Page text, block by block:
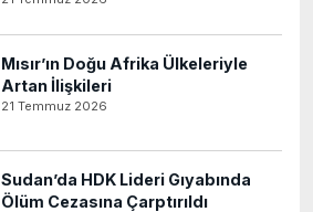
Mısır’ın Doğu Afrika Ülkeleriyle
Artan İlişkileri
21 Temmuz 2026
Sudan’da HDK Lideri Gıyabında
Ölüm Cezasına Çarptırıldı